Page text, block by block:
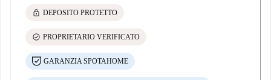
lock DEPOSITO PROTETTO
check_circle PROPRIETARIO VERIFICATO
GARANZIA SPOTAHOME